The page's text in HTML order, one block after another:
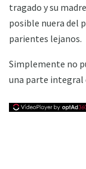
tragado y su
posible nuera del
parientes lejanos.
Simplemente no
una parte integral